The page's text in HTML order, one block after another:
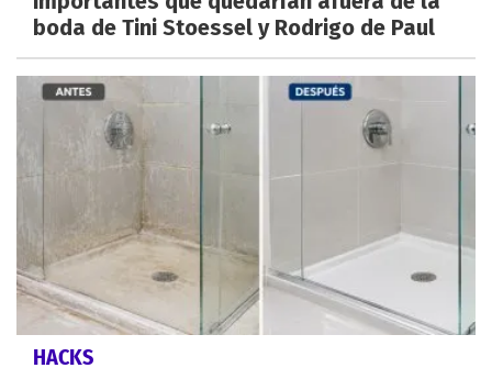
boda de Tini Stoessel y Rodrigo de Paul
HACKS